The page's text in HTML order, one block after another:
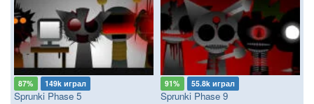
87% 149k играл
Sprunki Phase 5
91% 55.8k играл
Sprunki Phase 9